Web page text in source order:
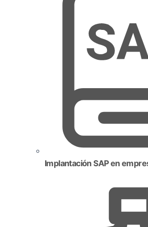
Implantación SAP en